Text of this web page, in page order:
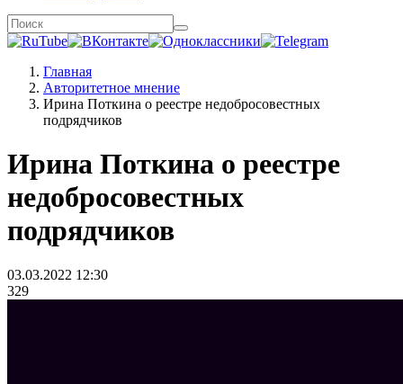
Главная
Авторитетное мнение
Ирина Поткина о реестре недобросовестных
подрядчиков
Ирина Поткина о реестре
недобросовестных
подрядчиков
03.03.2022 12:30
329